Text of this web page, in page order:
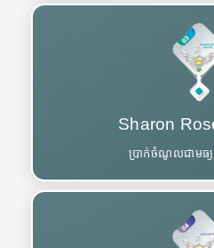
Sharon
ប្រាក់ចំណូលជាមធ្